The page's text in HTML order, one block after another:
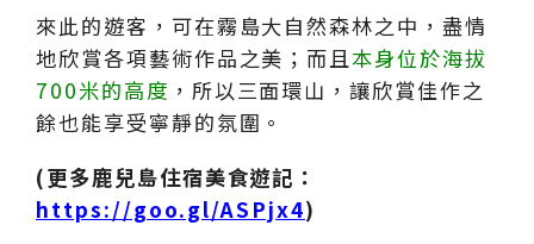
來此的遊客，可在霧島大自然森林之中，盡情
地欣賞各項藝術作品之美；而且本身位於海拔
700米的高度 ，所以三面環山，讓欣賞佳作之
餘也能享受寧靜的氛圍。
(更多鹿兒島住宿美食遊記：
https://goo.gl/ASPjx4)